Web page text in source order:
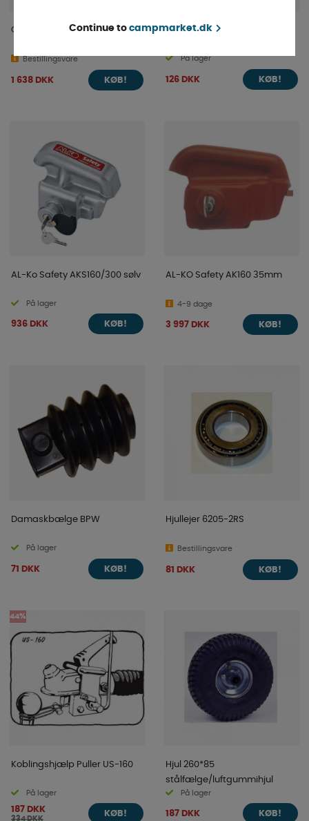
Campingvogn med display
Bestillingsvare
1 638 DKK KØB!
Stopkile i sort 1,6 ton
På lager
126 DKK KØB!
AL-Ko Safety AKS160/300 sølv
På lager
936 DKK KØB!
AL-KO Safety AK160 35mm
4-9 dage
3 997 DKK KØB!
Damaskbælge BPW
På lager
71 DKK KØB!
Hjullejer 6205-2RS
Bestillingsvare
81 DKK KØB!
44%
Koblingshjælp Puller US-160
På lager
187 DKK
334 DKK
KØB!
Hjul 260*85
stålfælge/luftgummihjul
På lager
187 DKK KØB!
Continue to campmarket.dk